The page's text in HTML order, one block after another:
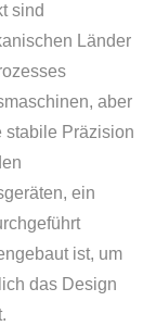
sind
Länder
aber
stabile Präzision
ein
ist, um
das Design